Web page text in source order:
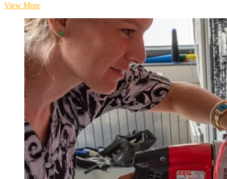
View MoreTextile
Haslach
eröffnet
die
Sommersaison
2023